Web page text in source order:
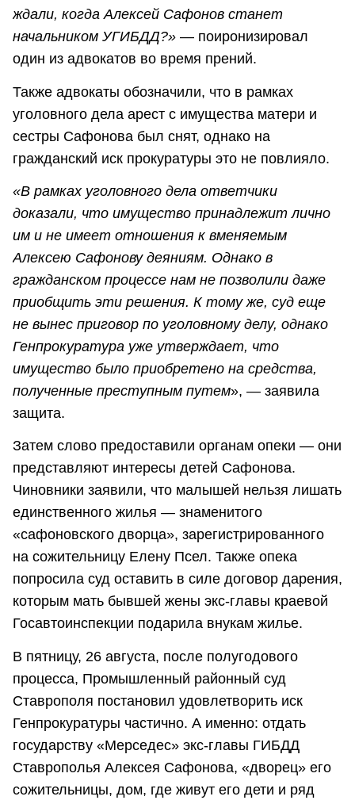
ждали, когда Алексей Сафонов станет
начальником УГИБДД?» — поиронизировал
один из адвокатов во время прений.
Также адвокаты обозначили, что в рамках
уголовного дела арест с имущества матери и
сестры Сафонова был снят, однако на
гражданский иск прокуратуры это не повлияло.
«В рамках уголовного дела ответчики
доказали, что имущество принадлежит лично
им и не имеет отношения к вменяемым
Алексею Сафонову деяниям. Однако в
гражданском процессе нам не позволили даже
приобщить эти решения. К тому же, суд еще
не вынес приговор по уголовному делу, однако
Генпрокуратура уже утверждает, что
имущество было приобретено на средства,
полученные преступным путем», — заявила
защита.
Затем слово предоставили органам опеки — они
представляют интересы детей Сафонова.
Чиновники заявили, что малышей нельзя лишать
единственного жилья — знаменитого
«сафоновского дворца», зарегистрированного
на сожительницу Елену Псел. Также опека
попросила суд оставить в силе договор дарения,
которым мать бывшей жены экс-главы краевой
Госавтоинспекции подарила внукам жилье.
В пятницу, 26 августа, после полугодового
процесса, Промышленный районный суд
Ставрополя постановил удовлетворить иск
Генпрокуратуры частично. А именно: отдать
государству «Мерседес» экс-главы ГИБДД
Ставрополья Алексея Сафонова, «дворец» его
сожительницы, дом, где живут его дети и ряд